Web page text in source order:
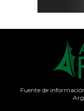
Fuente de